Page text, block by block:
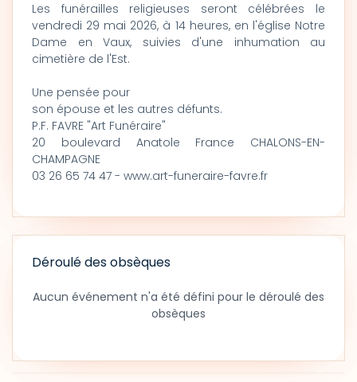
Les funérailles religieuses seront célébrées le
vendredi 29 mai 2026, à 14 heures, en l'église Notre
Dame en Vaux, suivies d'une inhumation au
cimetière de l'Est.
Une pensée pour
son épouse et les autres défunts.
P.F. FAVRE "Art Funéraire"
20 boulevard Anatole France CHALONS-EN-
CHAMPAGNE
03 26 65 74 47 - www.art-funeraire-favre.fr
Déroulé des obsèques
Aucun événement n'a été défini pour le déroulé des
obsèques